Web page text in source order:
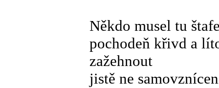
Někdo musel tu
pochodeň křivd a
zažehnout
jistě ne